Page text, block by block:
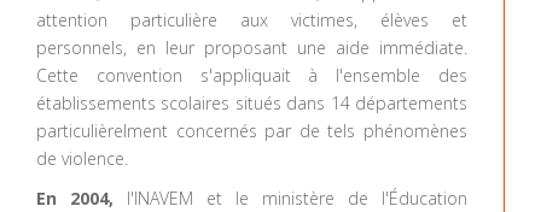
attention particulière aux victimes, élèves et
personnels, en leur proposant une aide immédiate.
Cette convention s'appliquait à l'ensemble des
établissements scolaires situés dans 14 départements
particulièrelment concernés par de tels phénomènes
de violence.
En 2004, l'INAVEM et le ministère de l'Éducation